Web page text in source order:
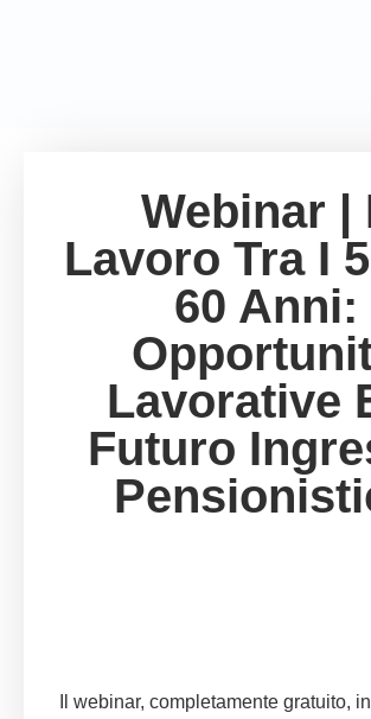
Webinar |
Lavoro Tra I
60 Anni:
Lavorative
Futuro
Il webinar, completamente gratuito,